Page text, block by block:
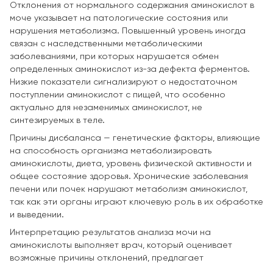
Отклонения от нормального содержания аминокислот в
моче указывает на патологические состояния или
нарушения метаболизма. Повышенный уровень иногда
связан с наследственными метаболическими
заболеваниями, при которых нарушается обмен
определенных аминокислот из-за дефекта ферментов.
Низкие показатели сигнализируют о недостаточном
поступлении аминокислот с пищей, что особенно
актуально для незаменимых аминокислот, не
синтезируемых в теле.
Причины дисбаланса — генетические факторы, влияющие
на способность организма метаболизировать
аминокислоты, диета, уровень физической активности и
общее состояние здоровья. Хронические заболевания
печени или почек нарушают метаболизм аминокислот,
так как эти органы играют ключевую роль в их обработке
и выведении.
Интерпретацию результатов анализа мочи на
аминокислоты выполняет врач, который оценивает
возможные причины отклонений, предлагает